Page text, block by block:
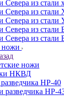
Севера из стали
Севера из стали
Севера из стали
Севера из стали
Севера из стали
ножи
ножи
НКВД
НР-40
разведчика НР-